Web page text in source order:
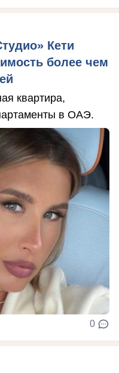
Кети
более чем
квартира,
в ОАЭ.
0